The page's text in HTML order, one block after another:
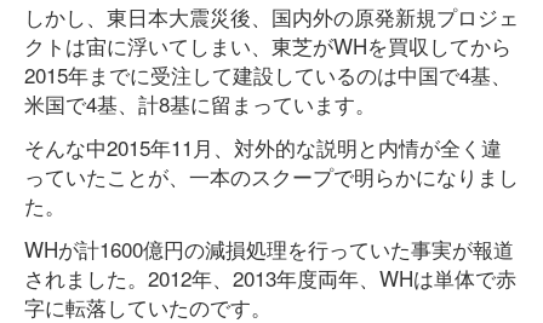
しかし、東日本大震災後、国内外の原発新規プロジェ
クトは宙に浮いてしまい、東芝がWHを買収してから
2015年までに受注して建設しているのは中国で4基、
米国で4基、計8基に留まっています。
そんな中2015年11月、対外的な説明と内情が全く違
っていたことが、一本のスクープで明らかになりまし
た。
WHが計1600億円の減損処理を行っていた事実が報道
されました。2012年、2013年度両年、WHは単体で赤
字に転落していたのです。